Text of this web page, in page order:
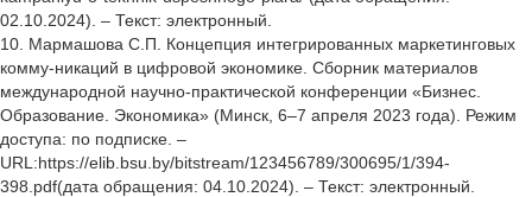
02.10.2024). – Текст: электронный.
10. Мармашова С.П. Концепция интегрированных маркетинговых
комму-никаций в цифровой экономике. Сборник материалов
международной научно-практической конференции «Бизнес.
Образование. Экономика» (Минск, 6–7 апреля 2023 года). Режим
доступа: по подписке. –
URL:https://elib.bsu.by/bitstream/123456789/300695/1/394-
398.pdf(дата обращения: 04.10.2024). – Текст: электронный.